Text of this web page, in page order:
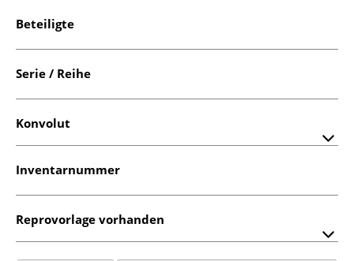
Beteiligte
Serie / Reihe
Konvolut
Inventarnummer
Reprovorlage vorhanden